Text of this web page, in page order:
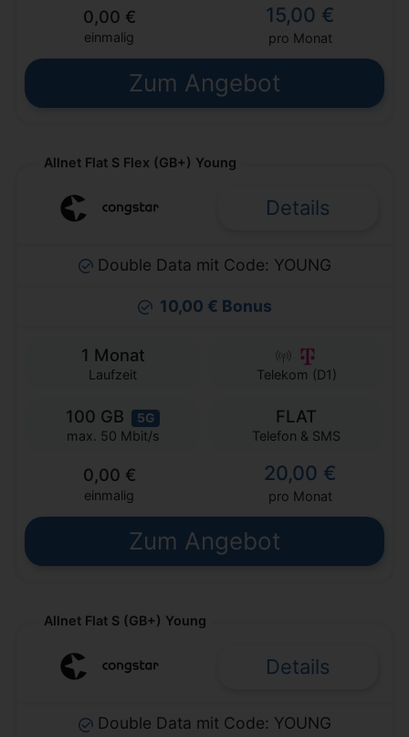
0,00 €
einmalig
15,00 €
pro Monat
Zum Angebot
Allnet Flat S Flex (GB+) Young
Details
Double Data mit Code: YOUNG
10,00 € Bonus
1 Monat
Laufzeit Telekom (D1)
100 GB 5G
max. 50 Mbit/s
FLAT
Telefon & SMS
0,00 €
einmalig
20,00 €
pro Monat
Zum Angebot
Allnet Flat S (GB+) Young
Details
Double Data mit Code: YOUNG